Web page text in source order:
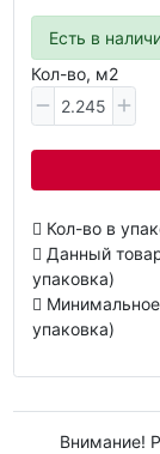
Есть в
Кол-во, м2
Кол-во в
Данный
упаковка)
упаковка)
Внимание!